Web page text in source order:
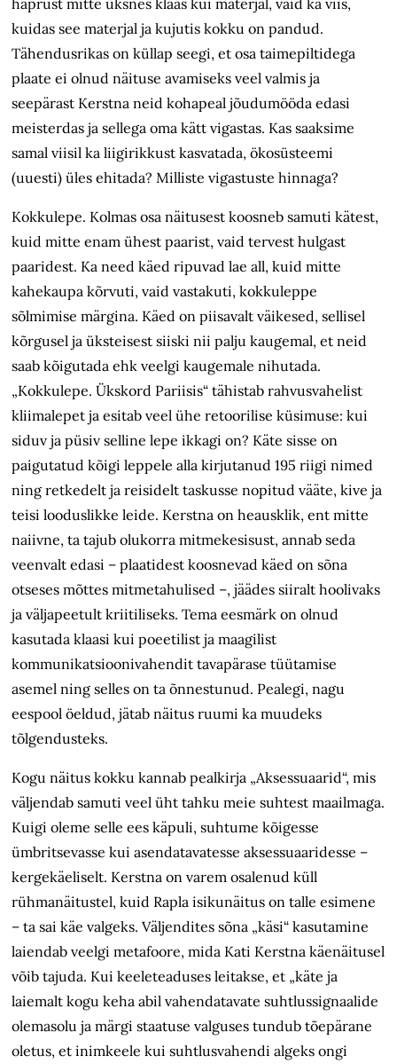
kuidas see materjal ja kujutis kokku on pandud.
Tähendusrikas on küllap seegi, et osa taimepiltidega
plaate ei olnud näituse avamiseks veel valmis ja
seepärast Kerstna neid kohapeal jõudumööda edasi
meisterdas ja sellega oma kätt vigastas. Kas saaksime
samal viisil ka liigirikkust kasvatada, ökosüsteemi
(uuesti) üles ehitada? Milliste vigastuste hinnaga?
Kokkulepe. Kolmas osa näitusest koosneb samuti kätest,
kuid mitte enam ühest paarist, vaid tervest hulgast
paaridest. Ka need käed ripuvad lae all, kuid mitte
kahekaupa kõrvuti, vaid vastakuti, kokkuleppe
sõlmimise märgina. Käed on piisavalt väikesed, sellisel
kõrgusel ja üksteisest siiski nii palju kaugemal, et neid
saab kõigutada ehk veelgi kaugemale nihutada.
„Kokkulepe. Ükskord Pariisis“ tähistab rahvusvahelist
kliima­lepet ja esitab veel ühe retoorilise küsimuse: kui
siduv ja püsiv selline lepe ikkagi on? Käte sisse on
paigutatud kõigi leppele alla kirjutanud 195 riigi nimed
ning retkedelt ja reisidelt taskusse nopitud vääte, kive ja
teisi looduslikke leide. Kerstna on heausklik, ent mitte
naiivne, ta tajub olukorra mitmekesisust, annab seda
veenvalt edasi – plaatidest koosnevad käed on sõna
otseses mõttes mitmetahulised –, jäädes siiralt hoolivaks
ja väljapeetult kriitiliseks. Tema eesmärk on olnud
kasutada klaasi kui poeetilist ja maagilist
kommunikatsioonivahendit tavapärase tüütamise
asemel ning selles on ta õnnestunud. Pealegi, nagu
eespool öeldud, jätab näitus ruumi ka muudeks
tõlgendusteks.
Kogu näitus kokku kannab pealkirja „Aksessuaarid“, mis
väljendab samuti veel üht tahku meie suhtest maailmaga.
Kuigi oleme selle ees käpuli, suhtume kõigesse
ümbritsevasse kui asendatavatesse aksessuaaridesse –
kergekäeliselt. Kerstna on varem osalenud küll
rühmanäitustel, kuid Rapla isikunäitus on talle esimene
– ta sai käe valgeks. Väljendites sõna „käsi“ kasutamine
laiendab veelgi metafoore, mida Kati Kerstna käenäitusel
võib tajuda. Kui keeleteaduses leitakse, et „käte ja
laiemalt kogu keha abil vahendatavate suhtlussignaalide
olemasolu ja märgi staatuse valguses tundub tõepärane
oletus, et inimkeele kui suhtlusvahendi algeks ongi